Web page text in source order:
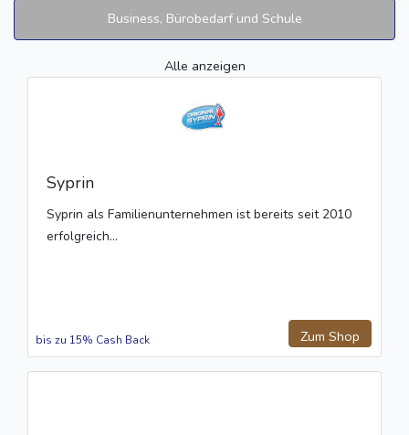
Business, Bürobedarf und Schule
Alle anzeigen
Syprin
Syprin als Familienunternehmen ist bereits seit 2010
erfolgreich...
Zum Shop
bis zu 15% Cash Back